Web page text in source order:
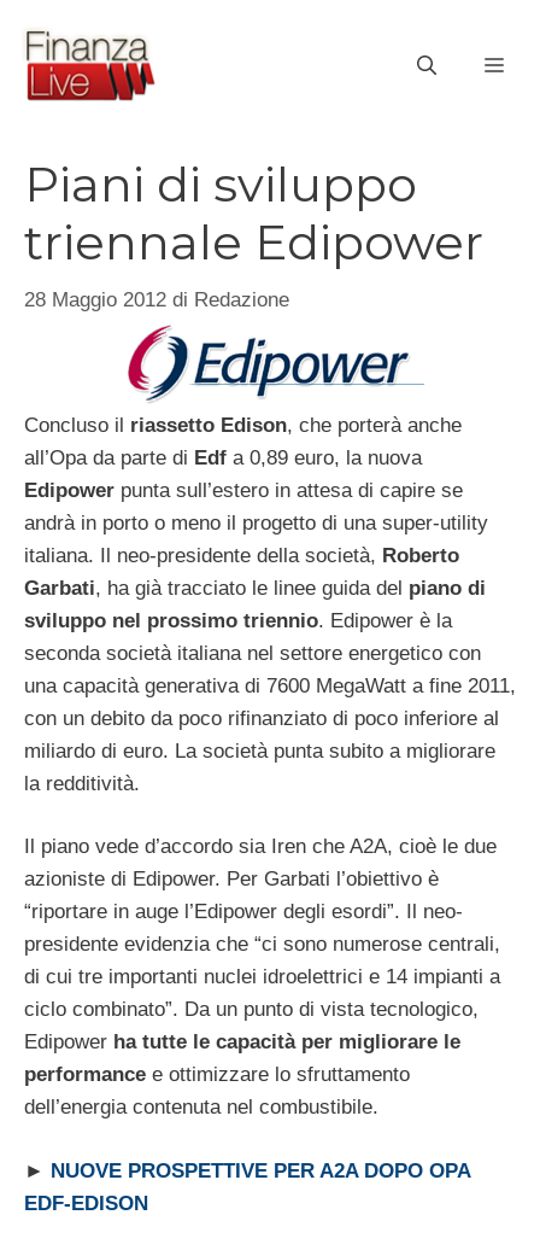
contenuto
Piani di sviluppo
triennale Edipower
28 Maggio 2012 di Redazione
Concluso il riassetto Edison, che porterà anche
all’Opa da parte di Edf a 0,89 euro, la nuova
Edipower punta sull’estero in attesa di capire se
andrà in porto o meno il progetto di una super-utility
italiana. Il neo-presidente della società, Roberto
Garbati, ha già tracciato le linee guida del piano di
sviluppo nel prossimo triennio. Edipower è la
seconda società italiana nel settore energetico con
una capacità generativa di 7600 MegaWatt a fine 2011,
con un debito da poco rifinanziato di poco inferiore al
miliardo di euro. La società punta subito a migliorare
la redditività.
Il piano vede d’accordo sia Iren che A2A, cioè le due
azioniste di Edipower. Per Garbati l’obiettivo è
“riportare in auge l’Edipower degli esordi”. Il neo-
presidente evidenzia che “ci sono numerose centrali,
di cui tre importanti nuclei idroelettrici e 14 impianti a
ciclo combinato”. Da un punto di vista tecnologico,
Edipower ha tutte le capacità per migliorare le
performance e ottimizzare lo sfruttamento
dell’energia contenuta nel combustibile.
► NUOVE PROSPETTIVE PER A2A DOPO OPA
EDF-EDISON